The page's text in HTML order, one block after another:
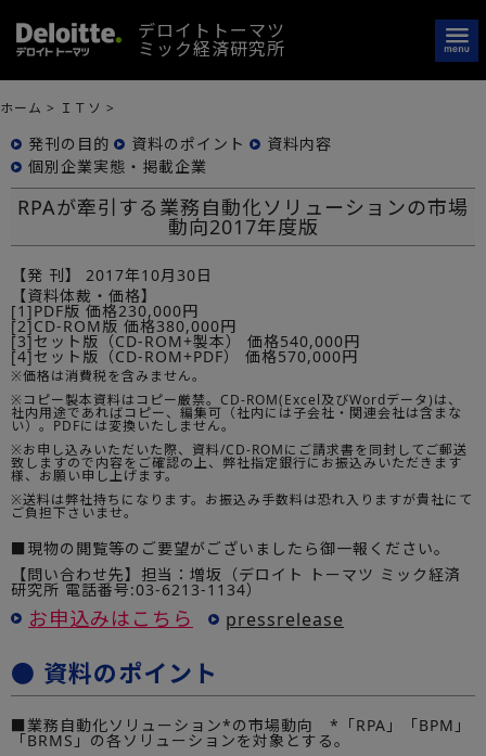
デロイトトーマツ
ミック経済研究所
ホーム > ＩＴソ >
発刊の目的 資料のポイント
資料内容
個別企業実態・掲載企業
RPAが牽引する業務自動化ソリューションの市場
動向2017年度版
【発 刊】
2017年10月30日
【資料体裁・価格】
[1]PDF版 価格230,000円
[2]CD-ROM版 価格380,000円
[3]セット版（CD-ROM+製本） 価格540,000円
[4]セット版（CD-ROM+PDF） 価格570,000円
※価格は消費税を含みません。
※コピー製本資料はコピー厳禁。CD-ROM(Excel及びWordデータ)は、
社内用途であればコピー、編集可（社内には子会社・関連会社は含まな
い）。PDFには変換いたしません。
※お申し込みいただいた際、資料/CD-ROMにご請求書を同封してご郵送
致しますので内容をご確認の上、弊社指定銀行にお振込みいただきます
様、お願い申し上げます。
※送料は弊社持ちになります。お振込み手数料は恐れ入りますが貴社にて
ご負担下さいませ。
■現物の閲覧等のご要望がございましたら御一報ください。
【問い合わせ先】担当：増坂（デロイト トーマツ ミック経済
研究所 電話番号:03-6213-1134）
お申込みはこちら pressrelease
● 資料のポイント
■業務自動化ソリューション*の市場動向 *「RPA」「BPM」
「BRMS」の各ソリューションを対象とする。